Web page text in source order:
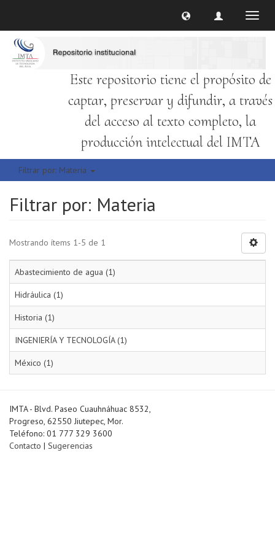
Este repositorio tiene el propósito de
captar, preservar y difundir, a través
del acceso al texto completo, la
producción intelectual del IMTA
Filtrar por: Materia
Filtrar por: Materia
Mostrando ítems 1-5 de 1
Abastecimiento de agua (1)
Hidráulica (1)
Historia (1)
INGENIERÍA Y TECNOLOGÍA (1)
México (1)
IMTA - Blvd. Paseo Cuauhnáhuac 8532,
Progreso, 62550 Jiutepec, Mor.
Teléfono: 01 777 329 3600
Contacto | Sugerencias